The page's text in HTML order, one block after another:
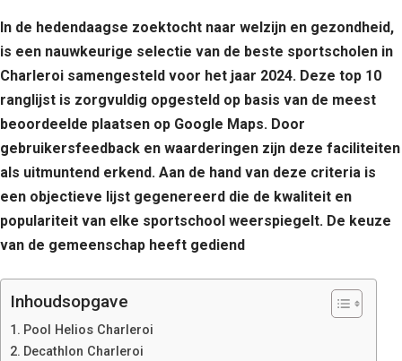
In de hedendaagse zoektocht naar welzijn en gezondheid,
is een nauwkeurige selectie van de beste sportscholen in
Charleroi samengesteld voor het jaar 2024. Deze top 10
ranglijst is zorgvuldig opgesteld op basis van de meest
beoordeelde plaatsen op Google Maps. Door
gebruikersfeedback en waarderingen zijn deze faciliteiten
als uitmuntend erkend. Aan de hand van deze criteria is
een objectieve lijst gegenereerd die de kwaliteit en
populariteit van elke sportschool weerspiegelt. De keuze
van de gemeenschap heeft gediend
Inhoudsopgave
Pool Helios Charleroi
Decathlon Charleroi